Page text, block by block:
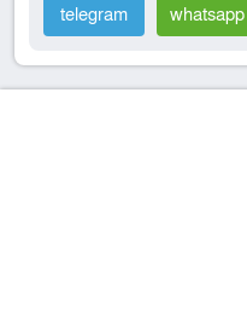
whatsapp
telegram